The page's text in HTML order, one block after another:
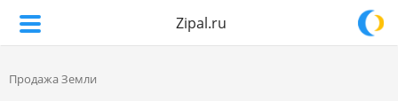
Zipal.ru
Продажа Земли